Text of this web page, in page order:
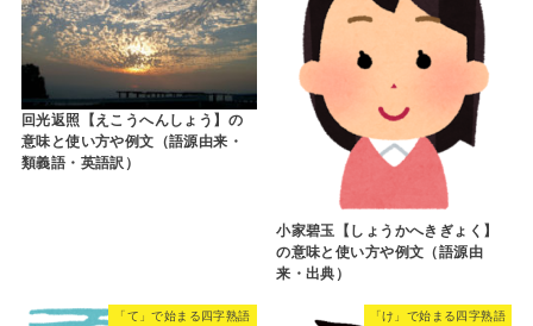
回光返照【えこうへんしょう】の
意味と使い方や例文（語源由来・
類義語・英語訳）
小家碧玉【しょうかへきぎょく】
の意味と使い方や例文（語源由
来・出典）
「て」で始まる四字熟語 「け」で始まる四字熟語